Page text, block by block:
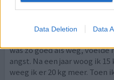
Data Deletion Data
middel heel goed. Ik was
was zo goed als weg,
angst. Na een jaar woog ik
weeg ik er 20 kg meer. Toen